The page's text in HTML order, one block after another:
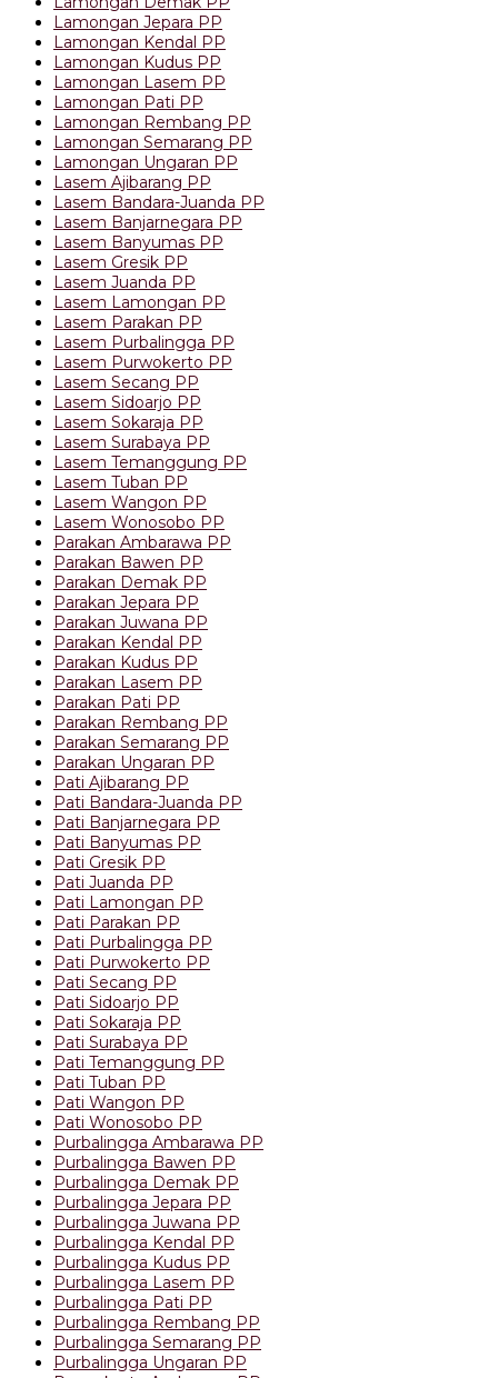
Lamongan Jepara PP
Lamongan Kendal PP
Lamongan Kudus PP
Lamongan Lasem PP
Lamongan Pati PP
Lamongan Rembang PP
Lamongan Semarang PP
Lamongan Ungaran PP
Lasem Ajibarang PP
Lasem Bandara-Juanda PP
Lasem Banjarnegara PP
Lasem Banyumas PP
Lasem Gresik PP
Lasem Juanda PP
Lasem Lamongan PP
Lasem Parakan PP
Lasem Purbalingga PP
Lasem Purwokerto PP
Lasem Secang PP
Lasem Sidoarjo PP
Lasem Sokaraja PP
Lasem Surabaya PP
Lasem Temanggung PP
Lasem Tuban PP
Lasem Wangon PP
Lasem Wonosobo PP
Parakan Ambarawa PP
Parakan Bawen PP
Parakan Demak PP
Parakan Jepara PP
Parakan Juwana PP
Parakan Kendal PP
Parakan Kudus PP
Parakan Lasem PP
Parakan Pati PP
Parakan Rembang PP
Parakan Semarang PP
Parakan Ungaran PP
Pati Ajibarang PP
Pati Bandara-Juanda PP
Pati Banjarnegara PP
Pati Banyumas PP
Pati Gresik PP
Pati Juanda PP
Pati Lamongan PP
Pati Parakan PP
Pati Purbalingga PP
Pati Purwokerto PP
Pati Secang PP
Pati Sidoarjo PP
Pati Sokaraja PP
Pati Surabaya PP
Pati Temanggung PP
Pati Tuban PP
Pati Wangon PP
Pati Wonosobo PP
Purbalingga Ambarawa PP
Purbalingga Bawen PP
Purbalingga Demak PP
Purbalingga Jepara PP
Purbalingga Juwana PP
Purbalingga Kendal PP
Purbalingga Kudus PP
Purbalingga Lasem PP
Purbalingga Pati PP
Purbalingga Rembang PP
Purbalingga Semarang PP
Purbalingga Ungaran PP